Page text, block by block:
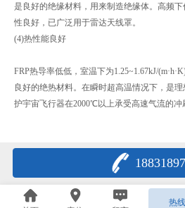
是良好的绝缘材料，用来制造绝缘体。高频
性良好，已广泛用于雷达天线罩。
(4)热性
FRP热导率低低，室温下为1.25~1.67kJ/
良好的绝热材料。在瞬时超高温情况下，是
护宇宙飞行器在2000℃以上承受高速气流的冲
热